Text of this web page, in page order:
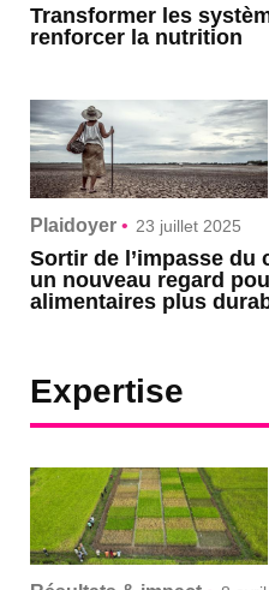
Transformer les
renforcer la nutrition
Plaidoyer • 23 juillet 2025
Sortir de l’impasse du
un nouveau regard
alimentaires plus
Expertise